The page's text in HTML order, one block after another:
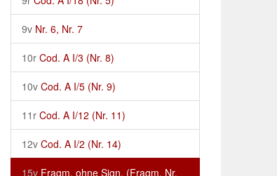
9v Nr. 6, Nr. 7
10r Cod. A I/3 (Nr. 8)
10v Cod. A I/5 (Nr. 9)
11r Cod. A I/12 (Nr. 11)
12v Cod. A I/2 (Nr. 14)
15v Fragm. ohne Sign. (Fragm. Nr.